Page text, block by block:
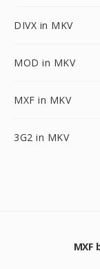
DIVX in MKV
MOD in MKV
MXF in MKV
3G2 in MKV
MXF